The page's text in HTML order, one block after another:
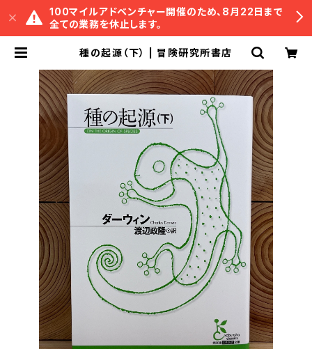
100マイルアドベンチャー開催のため、8月22日まで
全ての業務を休止します。
種の起源（下） | 冒険研究所書店